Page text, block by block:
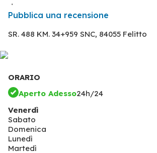
Pubblica una recensione
SR. 488 KM. 34+959 SNC, 84055 Felitto
ORARIO
Aperto Adesso24h/24
Venerdì
Sabato
Domenica
Lunedì
Martedì